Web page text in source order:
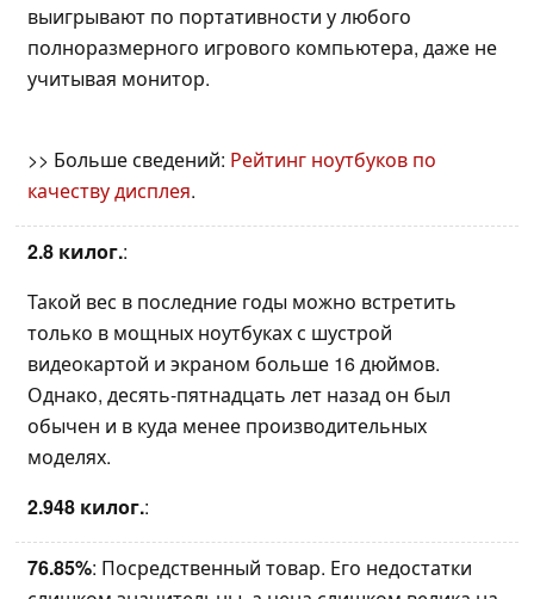
выигрывают по портативности у любого
полноразмерного игрового компьютера, даже не
учитывая монитор.
>> Больше сведений: Рейтинг ноутбуков по
качеству дисплея.
2.8 килог.:
Такой вес в последние годы можно встретить
только в мощных ноутбуках с шустрой
видеокартой и экраном больше 16 дюймов.
Однако, десять-пятнадцать лет назад он был
обычен и в куда менее производительных
моделях.
2.948 килог.:
76.85%: Посредственный товар. Его недостатки